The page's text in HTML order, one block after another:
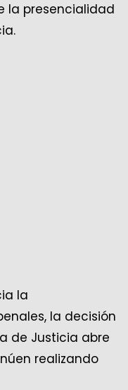
la presencialidad
la
la decisión
de Justicia abre
realizando